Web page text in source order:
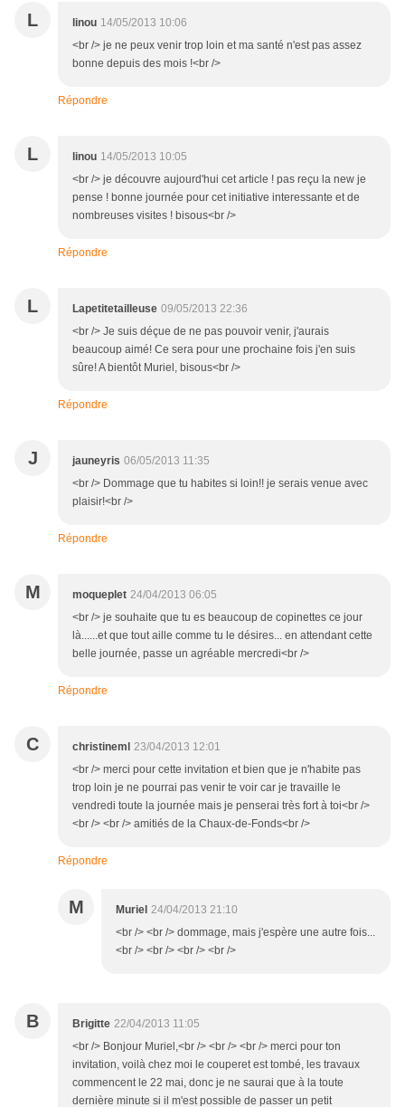
L linou 14/05/2013 10:06
<br /> je ne peux venir trop loin et ma santé n'est pas assez
bonne depuis des mois !<br />
Répondre
L linou 14/05/2013 10:05
<br /> je découvre aujourd'hui cet article ! pas reçu la new je
pense ! bonne journée pour cet initiative interessante et de
nombreuses visites ! bisous<br />
Répondre
L Lapetitetailleuse 09/05/2013 22:36
<br /> Je suis déçue de ne pas pouvoir venir, j'aurais
beaucoup aimé! Ce sera pour une prochaine fois j'en suis
sûre! A bientôt Muriel, bisous<br />
Répondre
J jauneyris 06/05/2013 11:35
<br /> Dommage que tu habites si loin!! je serais venue avec
plaisir!<br />
Répondre
M moqueplet 24/04/2013 06:05
<br /> je souhaite que tu es beaucoup de copinettes ce jour
là......et que tout aille comme tu le désires... en attendant cette
belle journée, passe un agréable mercredi<br />
Répondre
C christineml 23/04/2013 12:01
<br /> merci pour cette invitation et bien que je n'habite pas
trop loin je ne pourrai pas venir te voir car je travaille le
vendredi toute la journée mais je penserai très fort à toi<br />
<br /> <br /> amitiés de la Chaux-de-Fonds<br />
Répondre
M Muriel 24/04/2013 21:10
<br /> <br /> dommage, mais j'espère une autre fois...
<br /> <br /> <br /> <br />
B Brigitte 22/04/2013 11:05
<br /> Bonjour Muriel,<br /> <br /> <br /> merci pour ton
invitation, voilà chez moi le couperet est tombé, les travaux
commencent le 22 mai, donc je ne saurai que à la toute
dernière minute si il m'est possible de passer un petit